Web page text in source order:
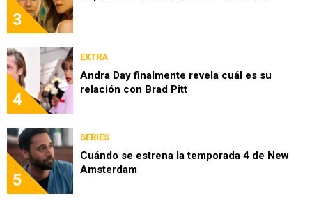
3
4
EXTRA
Andra Day finalmente revela cuál es su
relación con Brad Pitt
5
SERIES
Cuándo se estrena la temporada 4 de New
Amsterdam